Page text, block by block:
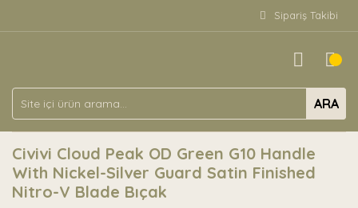
Sipariş Takibi
ARA
Civivi Cloud Peak OD Green G10 Handle
With Nickel-Silver Guard Satin Finished
Nitro-V Blade Bıçak